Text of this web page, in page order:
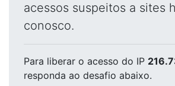
acessos suspeitos a sites
conosco.
Para liberar o acesso do IP
responda ao desafio abaixo.